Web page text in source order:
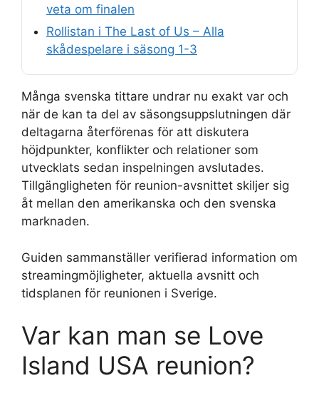
veta om finalen
Rollistan i The Last of Us – Alla
skådespelare i säsong 1-3
Många svenska tittare undrar nu exakt var och
när de kan ta del av säsongsuppslutningen där
deltagarna återförenas för att diskutera
höjdpunkter, konflikter och relationer som
utvecklats sedan inspelningen avslutades.
Tillgängligheten för reunion-avsnittet skiljer sig
åt mellan den amerikanska och den svenska
marknaden.
Guiden sammanställer verifierad information om
streamingmöjligheter, aktuella avsnitt och
tidsplanen för reunionen i Sverige.
Var kan man se Love
Island USA reunion?